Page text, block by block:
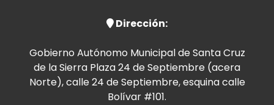
Dirección:
Gobierno Autónomo Municipal de Santa Cruz
de la Sierra Plaza 24 de Septiembre (acera
Norte), calle 24 de Septiembre, esquina calle
Bolívar #101.